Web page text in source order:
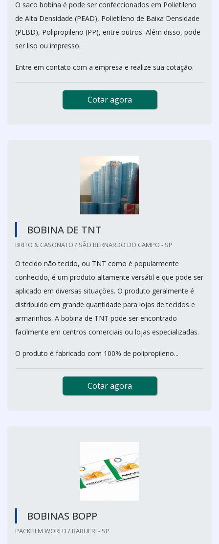
O saco bobina é pode ser confeccionados em Polietileno
de Alta Densidade (PEAD), Polietileno de Baixa Densidade
(PEBD), Polipropileno (PP), entre outros. Além disso, pode
ser liso ou impresso.
Entre em contato com a empresa e realize sua cotação.
Cotar agora
BOBINA DE TNT
BRITO & CASONATO / SÃO BERNARDO DO CAMPO - SP
O tecido não tecido, ou TNT como é popularmente
conhecido, é um produto altamente versátil e que pode ser
aplicado em diversas situações. O produto geralmente é
distribuído em grande quantidade para lojas de tecidos e
armarinhos. A bobina de TNT pode ser encontrado
facilmente em centros comerciais ou lojas especializadas.
O produto é fabricado com 100% de polipropileno...
Cotar agora
BOBINAS BOPP
PACKFILM WORLD / BARUERI - SP